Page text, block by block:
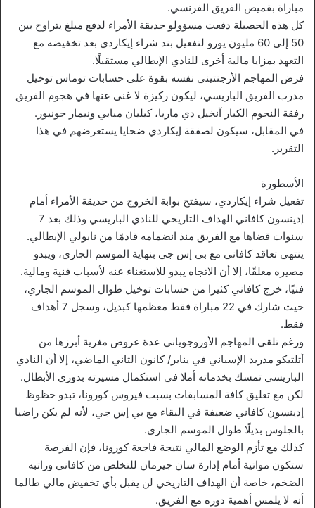
مباراة بقميص الفريق الفرنسي.
كل هذه الحصيلة دفعت مسؤولو حديقة الأمراء لدفع مبلغ يتراوح بين
50 إلى 60 مليون يورو لتفعيل بند شراء إيكاردي بعد تخفيضه مع
التعهد بمزايا مالية أخرى للنادي الإيطالي مستقبلًا.
فرض المهاجم الأرجنتيني نفسه بقوة على حسابات توماس توخيل
مدرب الفريق الباريسي، ليكون ركيزة لا غنى عنها في هجوم الفريق
رفقة النجوم الكبار آنخيل دي ماريا، كيليان مبابي ونيمار جونيور.
في المقابل، سيكون لصفقة إيكاردي ضحايا يستعرضهم في هذا
التقرير.
الأسطورة
تفعيل شراء إيكاردي، سيفتح بوابة الخروج من حديقة الأمراء أمام
إدينسون كافاني الهداف التاريخي للنادي الباريسي وذلك بعد 7
سنوات قضاها مع الفريق منذ انضمامه قادمًا من نابولي الإيطالي.
ينتهي تعاقد كافاني مع بي إس جي بنهاية الموسم الجاري، ويبدو
مصيره معلقًا، إلا أن الاتجاه يبدو للاستغناء عنه لأسباب فنية ومالية.
فنيًا، خرج كافاني كثيرا من حسابات توخيل طوال الموسم الجاري،
حيث شارك في 22 مباراة فقط معظمها كبديل، وسجل 7 أهداف
فقط.
ورغم تلقي المهاجم الأوروجوياني عدة عروض مغرية أبرزها من
أتلتيكو مدريد الإسباني في يناير/ كانون الثاني الماضي، إلا أن النادي
الباريسي تمسك بخدماته أملا في استكمال مسيرته بدوري الأبطال.
لكن مع تعليق كافة المسابقات بسبب فيروس كورونا، تبدو حظوظ
إدينسون كافاني ضعيفة في البقاء مع بي إس جي، لأنه لم يكن راضيا
بالجلوس بديلًا طوال الموسم الجاري.
كذلك مع تأزم الوضع المالي نتيجة فاجعة كورونا، فإن الفرصة
ستكون مواتية أمام إدارة سان جيرمان للتخلص من كافاني وراتبه
الضخم، خاصة أن الهداف التاريخي لن يقبل بأي تخفيض مالي طالما
أنه لا يلمس أهمية دوره مع الفريق.